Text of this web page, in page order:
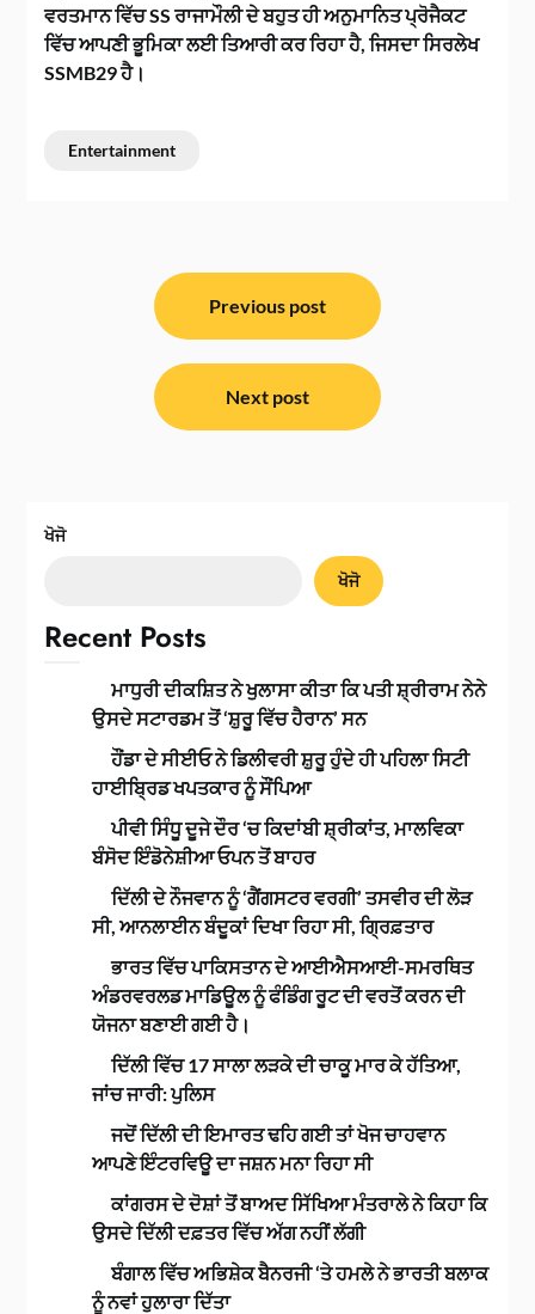
ਵਰਤਮਾਨ ਵਿੱਚ SS ਰਾਜਾਮੌਲੀ ਦੇ ਬਹੁਤ ਹੀ ਅਨੁਮਾਨਿਤ ਪ੍ਰੋਜੈਕਟ
ਵਿੱਚ ਆਪਣੀ ਭੂਮਿਕਾ ਲਈ ਤਿਆਰੀ ਕਰ ਰਿਹਾ ਹੈ, ਜਿਸਦਾ ਸਿਰਲੇਖ
SSMB29 ਹੈ।
Entertainment
Previous post
Next post
ਖੋਜੋ
ਖੋਜੋ
Recent Posts
ਮਾਧੁਰੀ ਦੀਕਸ਼ਿਤ ਨੇ ਖੁਲਾਸਾ ਕੀਤਾ ਕਿ ਪਤੀ ਸ਼੍ਰੀਰਾਮ ਨੇਨੇ
ਉਸਦੇ ਸਟਾਰਡਮ ਤੋਂ ‘ਸ਼ੁਰੂ ਵਿੱਚ ਹੈਰਾਨ’ ਸਨ
ਹੌਂਡਾ ਦੇ ਸੀਈਓ ਨੇ ਡਿਲੀਵਰੀ ਸ਼ੁਰੂ ਹੁੰਦੇ ਹੀ ਪਹਿਲਾ ਸਿਟੀ
ਹਾਈਬ੍ਰਿਡ ਖਪਤਕਾਰ ਨੂੰ ਸੌਂਪਿਆ
ਪੀਵੀ ਸਿੰਧੂ ਦੂਜੇ ਦੌਰ ‘ਚ ਕਿਦਾਂਬੀ ਸ਼੍ਰੀਕਾਂਤ, ਮਾਲਵਿਕਾ
ਬੰਸੋਦ ਇੰਡੋਨੇਸ਼ੀਆ ਓਪਨ ਤੋਂ ਬਾਹਰ
ਦਿੱਲੀ ਦੇ ਨੌਜਵਾਨ ਨੂੰ ‘ਗੈਂਗਸਟਰ ਵਰਗੀ’ ਤਸਵੀਰ ਦੀ ਲੋੜ
ਸੀ, ਆਨਲਾਈਨ ਬੰਦੂਕਾਂ ਦਿਖਾ ਰਿਹਾ ਸੀ, ਗ੍ਰਿਫ਼ਤਾਰ
ਭਾਰਤ ਵਿੱਚ ਪਾਕਿਸਤਾਨ ਦੇ ਆਈਐਸਆਈ-ਸਮਰਥਿਤ
ਅੰਡਰਵਰਲਡ ਮਾਡਿਊਲ ਨੂੰ ਫੰਡਿੰਗ ਰੂਟ ਦੀ ਵਰਤੋਂ ਕਰਨ ਦੀ
ਯੋਜਨਾ ਬਣਾਈ ਗਈ ਹੈ।
ਦਿੱਲੀ ਵਿੱਚ 17 ਸਾਲਾ ਲੜਕੇ ਦੀ ਚਾਕੂ ਮਾਰ ਕੇ ਹੱਤਿਆ,
ਜਾਂਚ ਜਾਰੀ: ਪੁਲਿਸ
ਜਦੋਂ ਦਿੱਲੀ ਦੀ ਇਮਾਰਤ ਢਹਿ ਗਈ ਤਾਂ ਖੋਜ ਚਾਹਵਾਨ
ਆਪਣੇ ਇੰਟਰਵਿਊ ਦਾ ਜਸ਼ਨ ਮਨਾ ਰਿਹਾ ਸੀ
ਕਾਂਗਰਸ ਦੇ ਦੋਸ਼ਾਂ ਤੋਂ ਬਾਅਦ ਸਿੱਖਿਆ ਮੰਤਰਾਲੇ ਨੇ ਕਿਹਾ ਕਿ
ਉਸਦੇ ਦਿੱਲੀ ਦਫ਼ਤਰ ਵਿੱਚ ਅੱਗ ਨਹੀਂ ਲੱਗੀ
ਬੰਗਾਲ ਵਿੱਚ ਅਭਿਸ਼ੇਕ ਬੈਨਰਜੀ ‘ਤੇ ਹਮਲੇ ਨੇ ਭਾਰਤੀ ਬਲਾਕ
ਨੂੰ ਨਵਾਂ ਹੁਲਾਰਾ ਦਿੱਤਾ